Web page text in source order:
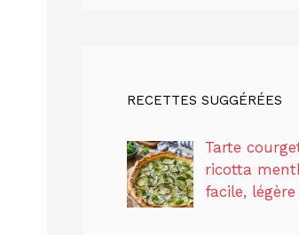
RECETTES SUGGÉRÉES
Tarte
ricotta
facile,